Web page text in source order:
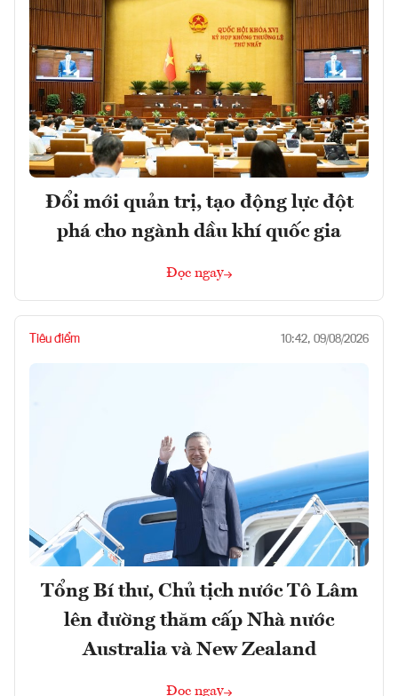
Đổi mới quản trị, tạo động lực đột
phá cho ngành dầu khí quốc gia
Đọc ngay
Tiêu điểm 10:42, 09/08/2026
Tổng Bí thư, Chủ tịch nước Tô Lâm
lên đường thăm cấp Nhà nước
Australia và New Zealand
Đọc ngay